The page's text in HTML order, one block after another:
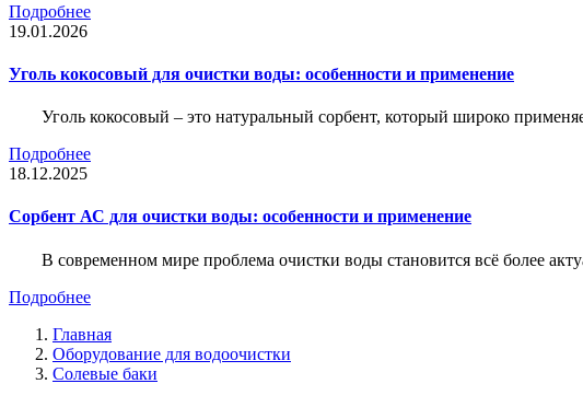
Подробнее
19.01.2026
Уголь кокосовый для очистки воды: особенности и применение
Уголь кокосовый – это натуральный сорбент, который широко
Подробнее
18.12.2025
Сорбент АС для очистки воды: особенности и применение
В современном мире проблема очистки воды становится всё более
Подробнее
Главная
Оборудование для водоочистки
Солевые баки